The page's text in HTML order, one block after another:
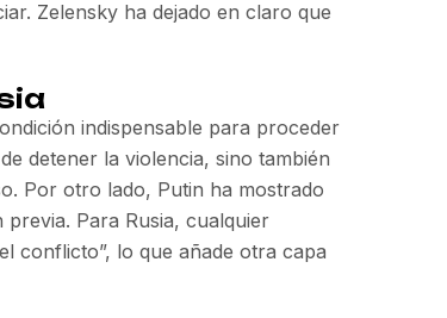
Zelensky ha dejado en claro que
indispensable para proceder
detener la violencia, sino también
Por otro lado, Putin ha mostrado
Para Rusia, cualquier
conflicto”, lo que añade otra capa